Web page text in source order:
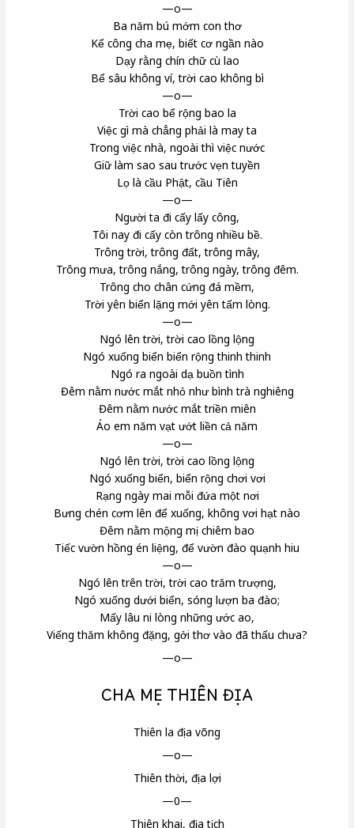
—o—
Ba năm bú mớm con thơ
Kể công cha mẹ, biết cơ ngần nào
Dạy rằng chín chữ cù lao
Bể sâu không ví, trời cao không bì
—o—
Trời cao bể rộng bao la
Việc gì mà chẳng phải là may ta
Trong việc nhà, ngoài thì việc nước
Giữ làm sao sau trước vẹn tuyền
Lọ là cầu Phật, cầu Tiên
—o—
Người ta đi cấy lấy công,
Tôi nay đi cấy còn trông nhiều bề.
Trông trời, trông đất, trông mây,
Trông mưa, trông nắng, trông ngày, trông đêm.
Trông cho chân cứng đá mềm,
Trời yên biển lặng mới yên tấm lòng.
—o—
Ngó lên trời, trời cao lồng lộng
Ngó xuống biển biển rộng thinh thinh
Ngó ra ngoài dạ buồn tình
Đêm nằm nước mắt nhỏ như bình trà nghiêng
Đêm nằm nước mắt triền miên
Áo em năm vạt ướt liền cả năm
—o—
Ngó lên trời, trời cao lồng lộng
Ngó xuống biển, biển rộng chơi vơi
Rạng ngày mai mỗi đứa một nơi
Bưng chén cơm lên để xuống, không vơi hạt nào
Đêm nằm mộng mị chiêm bao
Tiếc vườn hồng én liệng, để vườn đào quạnh hiu
—o—
Ngó lên trên trời, trời cao trăm trượng,
Ngó xuống dưới biển, sóng lượn ba đào;
Mấy lâu ni lòng những ước ao,
Viếng thăm không đặng, gởi thơ vào đã thấu chưa?
—o—
CHA MẸ THIÊN ĐỊA
Thiên la địa võng
—o—
Thiên thời, địa lợi
—0—
Thiên khai, địa tịch